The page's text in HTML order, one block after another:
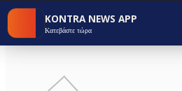
KONTRA NEWS APP
Κατεβάστε τώρα